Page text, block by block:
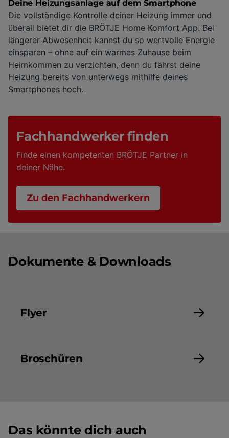
Deine Heizungsanlage auf dem Smartphone
Die vollständige Kontrolle deiner Heizung immer und
überall bietet dir die BRÖTJE Home Komfort App. Bei
längerer Abwesenheit kannst du so wertvolle Energie
einsparen – ohne auf ein warmes Zuhause beim
Heimkommen zu verzichten, denn du fährst deine
Heizung bereits von unterwegs mithilfe deines
Smartphones hoch.
Fachhandwerker finden
Finde einen kompetenten BRÖTJE Partner in
deiner Nähe.
Zu den Fachhandwerkern
Dokumente & Downloads
Flyer
Broschüren
Das könnte dich auch